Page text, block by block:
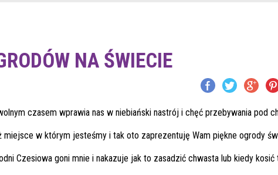
NA ŚWIECIE
czasem wprawia nas w niebiański nastrój i chęć przebywania pod
miejsce w którym jesteśmy i tak oto zaprezentuję Wam piękne ogrody
Czesiowa goni mnie i nakazuje jak to zasadzić chwasta lub kiedy kosić